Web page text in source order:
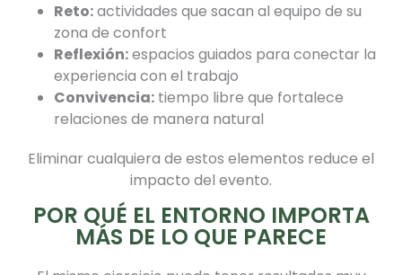
Reto:actividades que sacan al equipo de su
zona de confort
Reflexión:espacios guiados para conectar la
experiencia con el trabajo
Convivencia: tiempo libre que fortalece
relaciones de manera natural
Eliminar cualquiera de estos elementos reduce el
impacto del evento.
POR QUÉ EL ENTORNO IMPORTA
MÁS DE LO QUE PARECE